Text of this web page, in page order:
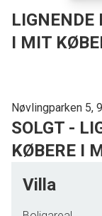
LIGNENDE
I MIT
Nøvlingparken 5,
SOLGT -
KØBERE I
Indflytningsklar
Lidt syd for Aalborg, i
Villa